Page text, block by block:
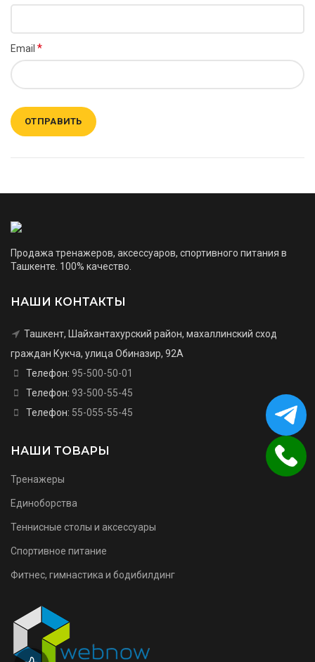
Email *
Продажа тренажеров, аксессуаров, спортивного питания в
Ташкенте. 100% качество.
НАШИ КОНТАКТЫ
Ташкент, Шайхантахурский район, махаллинский сход
граждан Кукча, улица Обиназир, 92А
Телефон: 95-500-50-01
Телефон: 93-500-55-45
Телефон: 55-055-55-45
НАШИ ТОВАРЫ
Тренажеры
Единоборства
Теннисные столы и аксессуары
Спортивное питание
Фитнес, гимнастика и бодибилдинг